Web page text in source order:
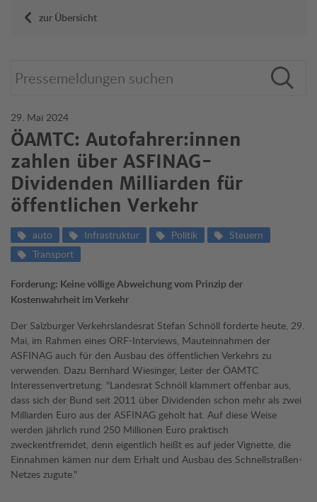
zur Übersicht
29. Mai 2024
ÖAMTC: Autofahrer:innen
zahlen über ASFINAG-
Dividenden Milliarden für
öffentlichen Verkehr
auto Infrastruktur Politik
Steuern
Transport
Forderung: Keine völlige Abweichung vom Prinzip der
Kostenwahrheit im Verkehr
Der Salzburger Verkehrslandesrat Stefan Schnöll forderte heute, 29.
Mai, im Rahmen eines ORF-Interviews, Mauteinnahmen der
ASFINAG auch für den Ausbau des öffentlichen Verkehrs zu
verwenden. Dazu Bernhard Wiesinger, Leiter der ÖAMTC
Interessenvertretung: "Landesrat Schnöll klammert offenbar aus,
dass sich der Bund seit 2011 über Dividenden schon mehr als zwei
Milliarden Euro aus der ASFINAG geholt hat. Auf diese Weise
werden jährlich rund 250 Millionen Euro praktisch
zweckentfremdet, denn eigentlich heißt es auf jeder Vignette, die
Einnahmen kämen nur dem Erhalt und Ausbau des Schnellstraßen-
Netzes zugute."